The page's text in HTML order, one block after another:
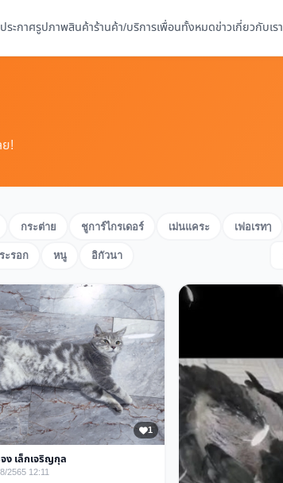
ประกาศรูปภาพสินค้าร้านค้า/บริการเพื่อนทั้งหมดข่าวเกี่ยวกับเรา
!
กระต่าย ชูการ์ไกรเดอร์ เม่นแคระ เฟอเรทๅ
ะรอก หนู อิกัวนา
1
ง เล็กเจริญกุล
2565 12:11